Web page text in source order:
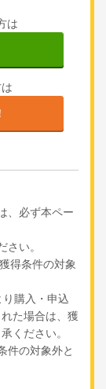
は
、必ず本ペー
い。
得条件の対象
購入・申込
た場合は、獲
ください。
件の対象外と